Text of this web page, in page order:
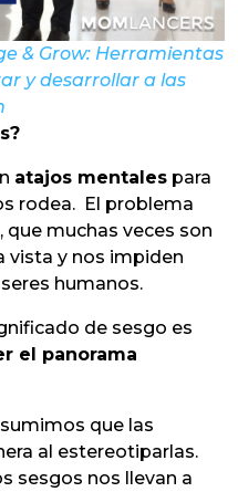
& Grow: Herramientas
y desarrollar a las
atajos mentales para
rodea. El problema
muchas veces son
vista y nos impiden
humanos.
de sesgo es
el panorama
que las
al estereotiparlas.
sesgos nos llevan a